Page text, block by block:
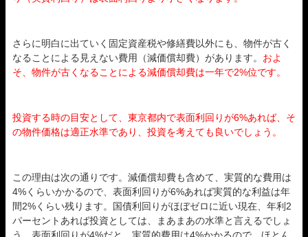
さらに明白に出ていく固定資産税や修繕費以外にも、物件が古く
なることによる見えない費用（減価償却費）があります。 およ
そ、物件が古くなることによる減価償却費は一年で2%位です。
投資する時の目安として、東京都内で表面利回りが6%あれば、そ
の物件価格は適正水準であり、投資を考えても良いでしょう。
この理由は次の通りです。減価償却費も含めて、実質的な費用は
4%くらいかかるので、表面利回りが6%あれば実質的な利益は年
間2%くらい残ります。国債利回りがほぼゼロに近い現在、年利2
パーセントあれば投資としては、まあまあの水準と言えるでしょ